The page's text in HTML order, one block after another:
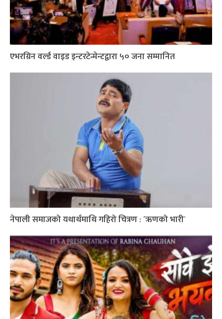
एभरग्रिन वर्ल्ड वाइड इन्टरटेन्मेन्टद्वारा ५० जना सम्मानित
नेपाली समाजको यथार्थमाथि गहिरो चित्रण : ´ऋणको भारी`